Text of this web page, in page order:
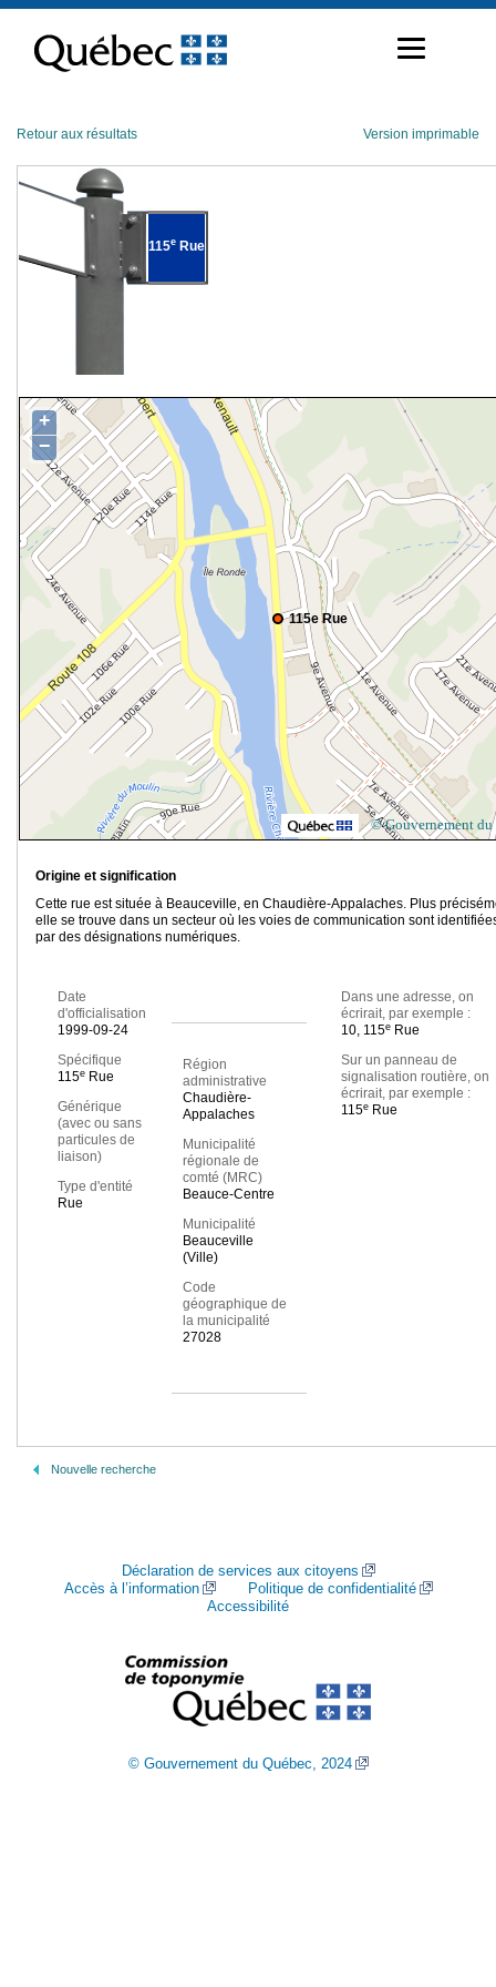
contenu
Retour aux résultats Version imprimable
115e Rue
115e Rue
+
−
© Gouvernement du
Origine et signification
Cette rue est située à Beauceville, en Chaudière-Appalaches. Plus
elle se trouve dans un secteur où les voies de communication sont
par des désignations numériques.
Date
d'officialisation
1999-09-24
Spécifique
115e Rue
Générique
(avec ou sans
particules de
liaison)
Type d'entité
Rue
Région
administrative
Chaudière-
Appalaches
Municipalité
régionale de
comté (MRC)
Beauce-Centre
Municipalité
Beauceville
(Ville)
Code
géographique de
la municipalité
27028
Dans une adresse, on
écrirait, par exemple :
10, 115eRue
Sur un panneau de
signalisation routière, on
écrirait, par exemple :
115eRue
Nouvelle recherche
Déclaration de services aux citoyens
Accès à l’information
Politique de confidentialité
Accessibilité
© Gouvernement du Québec, 2024